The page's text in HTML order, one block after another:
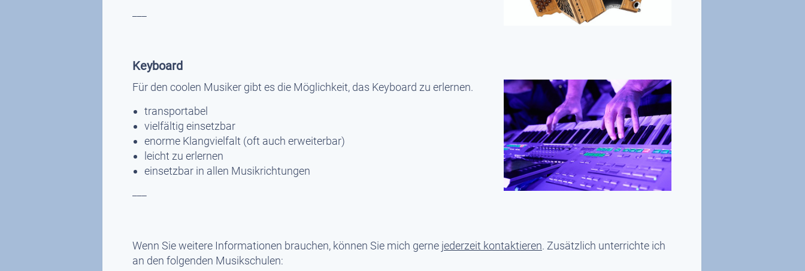
Keyboard
Für den coolen Musiker gibt es die Möglichkeit, das Keyboard zu erlernen.
transportabel
vielfältig einsetzbar
enorme Klangvielfalt (oft auch erweiterbar)
leicht zu erlernen
einsetzbar in allen Musikrichtungen
Wenn Sie weitere Informationen brauchen, können Sie mich gerne jederzeit kontaktieren. Zusätzlich unterrichte ich
an den folgenden Musikschulen: